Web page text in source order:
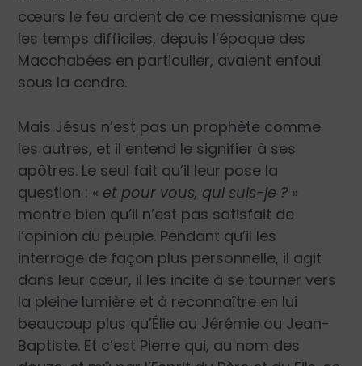
cœurs le feu ardent de ce messianisme que
les temps difficiles, depuis l’époque des
Macchabées en particulier, avaient enfoui
sous la cendre.
Mais Jésus n’est pas un prophète comme
les autres, et il entend le signifier à ses
apôtres. Le seul fait qu’il leur pose la
question : « et pour vous, qui suis-je ? »
montre bien qu’il n’est pas satisfait de
l’opinion du peuple. Pendant qu’il les
interroge de façon plus personnelle, il agit
dans leur cœur, il les incite à se tourner vers
la pleine lumière et à reconnaître en lui
beaucoup plus qu’Élie ou Jérémie ou Jean-
Baptiste. Et c’est Pierre qui, au nom des